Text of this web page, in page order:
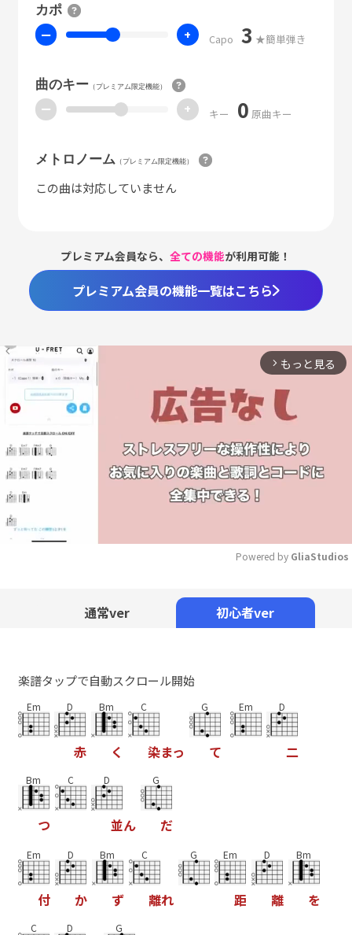
カポ
ー + Capo 3 ★簡単弾き
曲のキー（プレミアム限定機能）
ー + キー 0 原曲キー
メトロノーム （プレミアム限定機能）
この曲は対応していません
プレミアム会員なら、全ての機能が利用可能！
プレミアム会員の機能一覧はこちら
arrow_forward_ios もっと見る
Powered by GliaStudios
通常ver 初心者ver
楽譜タップで自動スクロール開始
Em D
赤
Bm
く
C
染まっ
G
て
Em D
二
Bm
つ
C D
並ん
G
だ
Em
付
D
か
Bm
ず
C
離れ
G Em
距
D
離
Bm
を
C D G